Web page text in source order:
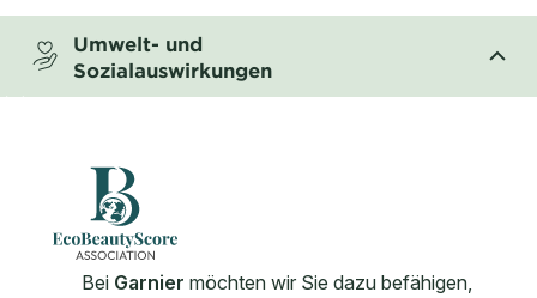
Umwelt- und
Sozialauswirkungen